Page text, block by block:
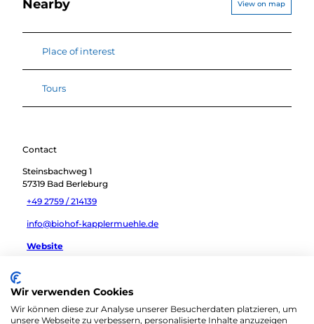
Nearby View on map
Place of interest
Tours
Contact
Steinsbachweg 1
57319 Bad Berleburg
+49 2759 / 214139
info@biohof-kapplermuehle.de
Website
Travel by public transport
Sketch route
Wir verwenden Cookies
Wir können diese zur Analyse unserer Besucherdaten platzieren, um
unsere Webseite zu verbessern, personalisierte Inhalte anzuzeigen